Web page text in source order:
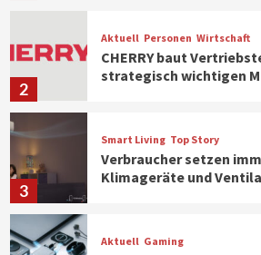
2
Aktuell Personen Wirtschaft
CHERRY baut
strategisch wichtigen
3
Smart Living Top Story
Verbraucher setzen
Klimageräte und
Aktuell Gaming